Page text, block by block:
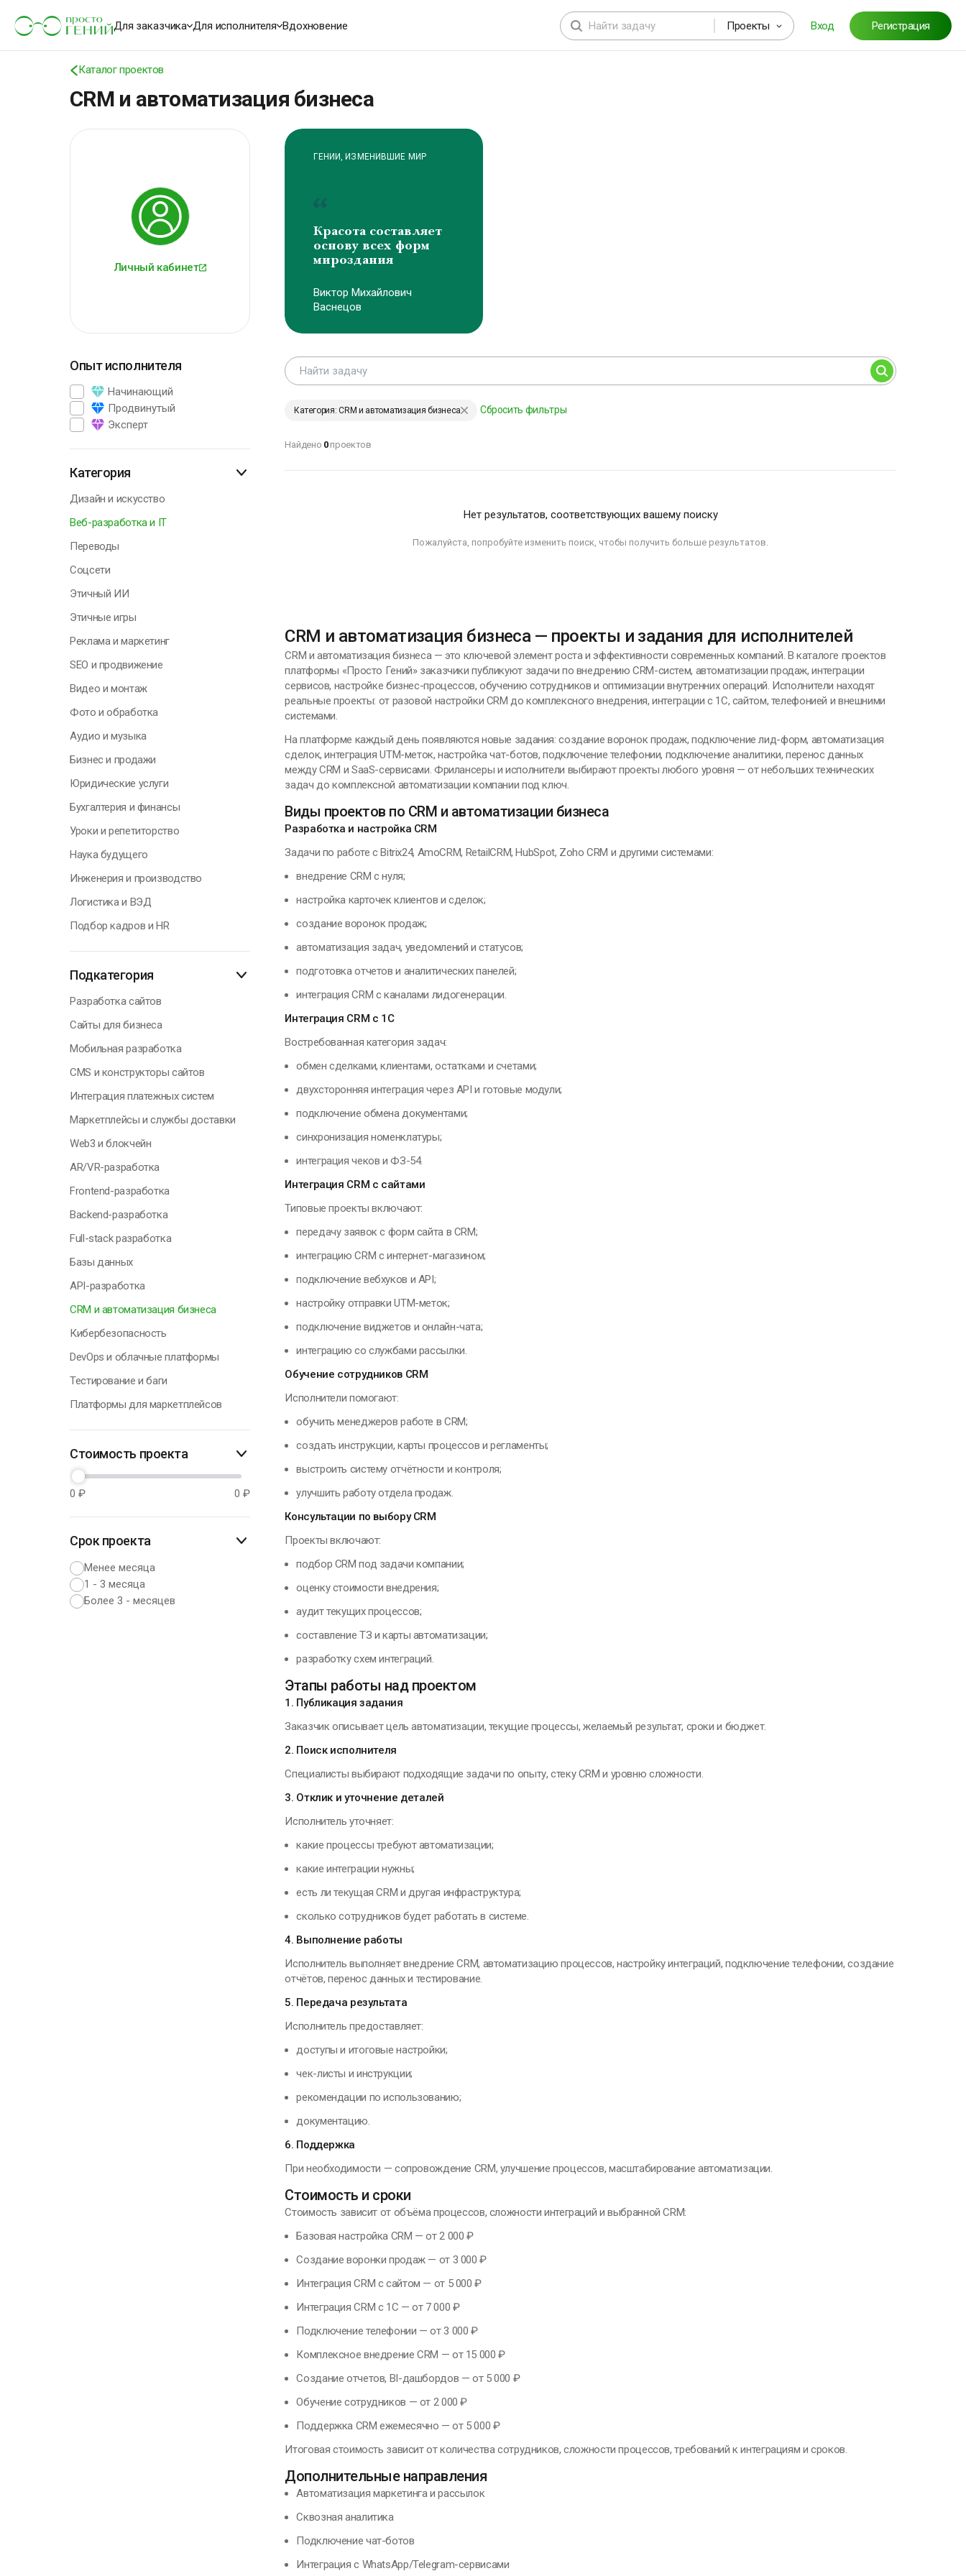
Для заказчика Для исполнителя Вдохновение Проекты Вход Регистрация
Каталог проектов
CRM и автоматизация бизнеса
Личный кабинет
Опыт исполнителя
Начинающий
Продвинутый
Эксперт
Категория
Дизайн и искусство
Веб-разработка и IT
Переводы
Соцсети
Этичный ИИ
Этичные игры
Реклама и маркетинг
SEO и продвижение
Видео и монтаж
Фото и обработка
Аудио и музыка
Бизнес и продажи
Юридические услуги
Бухгалтерия и финансы
Уроки и репетиторство
Наука будущего
Инженерия и производство
Логистика и ВЭД
Подбор кадров и HR
Подкатегория
Разработка сайтов
Сайты для бизнеса
Мобильная разработка
CMS и конструкторы сайтов
Интеграция платежных систем
Маркетплейсы и службы доставки
Web3 и блокчейн
AR/VR-разработка
Frontend-разработка
Backend-разработка
Full-stack разработка
Базы данных
API-разработка
CRM и автоматизация бизнеса
Кибербезопасность
DevOps и облачные платформы
Тестирование и баги
Платформы для маркетплейсов
Стоимость проекта
0 ₽ 0 ₽
Срок проекта
Менее месяца
1 - 3 месяца
Более 3 - месяцев
сотрудников и оптимизации продаж
ГЕНИИ, ИЗМЕНИВШИЕ МИР
Красота составляет
основу всех форм
мироздания
Виктоp Михайлович
Васнецов
ГЕНИИ, ИЗМЕНИВШИЕ МИР
изменить
Вдохновение -
это умение
приводить себя в
рабочее состояние
Александр Сергеевич
Пушкин
ГЕНИИ, ИЗМЕНИВШИЕ МИР
уходит, и не
отталкивай то, что
приходит. И тогда
счастье само найдёт
Омар Хайям
ГЕНИИ, ИЗМЕНИВШИЕ МИР
Я в воображении
прибор, меняю
конструкцию,
включаю
Категория: CRM и автоматизация бизнеса Сбросить фильтры
Найдено 0 проектов
Нет результатов, соответствующих вашему поиску
Пожалуйста, попробуйте изменить поиск, чтобы получить больше результатов.
CRM и автоматизация бизнеса — проекты и задания для исполнителей
CRM и автоматизация бизнеса — это ключевой элемент роста и эффективности современных компаний. В каталоге проектов
платформы «Просто Гений» заказчики публикуют задачи по внедрению CRM-систем, автоматизации продаж, интеграции
сервисов, настройке бизнес-процессов, обучению сотрудников и оптимизации внутренних операций. Исполнители находят
реальные проекты: от разовой настройки CRM до комплексного внедрения, интеграции с 1С, сайтом, телефонией и внешними
системами.
На платформе каждый день появляются новые задания: создание воронок продаж, подключение лид-форм, автоматизация
сделок, интеграция UTM-меток, настройка чат-ботов, подключение телефонии, подключение аналитики, перенос данных
между CRM и SaaS-сервисами. Фрилансеры и исполнители выбирают проекты любого уровня — от небольших технических
задач до комплексной автоматизации компании под ключ.
Виды проектов по CRM и автоматизации бизнеса
Разработка и настройка CRM
Задачи по работе с Bitrix24, AmoCRM, RetailCRM, HubSpot, Zoho CRM и другими системами:
внедрение CRM с нуля;
настройка карточек клиентов и сделок;
создание воронок продаж;
автоматизация задач, уведомлений и статусов;
подготовка отчетов и аналитических панелей;
интеграция CRM с каналами лидогенерации.
Интеграция CRM с 1С
Востребованная категория задач:
обмен сделками, клиентами, остатками и счетами;
двухсторонняя интеграция через API и готовые модули;
подключение обмена документами;
синхронизация номенклатуры;
интеграция чеков и ФЗ-54.
Интеграция CRM с сайтами
Типовые проекты включают:
передачу заявок с форм сайта в CRM;
интеграцию CRM с интернет-магазином;
подключение вебхуков и API;
настройку отправки UTM-меток;
подключение виджетов и онлайн-чата;
интеграцию со службами рассылки.
Обучение сотрудников CRM
Исполнители помогают:
обучить менеджеров работе в CRM;
создать инструкции, карты процессов и регламенты;
выстроить систему отчётности и контроля;
улучшить работу отдела продаж.
Консультации по выбору CRM
Проекты включают:
подбор CRM под задачи компании;
оценку стоимости внедрения;
аудит текущих процессов;
составление ТЗ и карты автоматизации;
разработку схем интеграций.
Этапы работы над проектом
1. Публикация задания
Заказчик описывает цель автоматизации, текущие процессы, желаемый результат, сроки и бюджет.
2. Поиск исполнителя
Специалисты выбирают подходящие задачи по опыту, стеку CRM и уровню сложности.
3. Отклик и уточнение деталей
Исполнитель уточняет:
какие процессы требуют автоматизации;
какие интеграции нужны;
есть ли текущая CRM и другая инфраструктура;
сколько сотрудников будет работать в системе.
4. Выполнение работы
Исполнитель выполняет внедрение CRM, автоматизацию процессов, настройку интеграций, подключение телефонии, создание
отчётов, перенос данных и тестирование.
5. Передача результата
Исполнитель предоставляет:
доступы и итоговые настройки;
чек-листы и инструкции;
рекомендации по использованию;
документацию.
6. Поддержка
При необходимости — сопровождение CRM, улучшение процессов, масштабирование автоматизации.
Стоимость и сроки
Стоимость зависит от объёма процессов, сложности интеграций и выбранной CRM:
Базовая настройка CRM — от 2 000 ₽
Создание воронки продаж — от 3 000 ₽
Интеграция CRM с сайтом — от 5 000 ₽
Интеграция CRM с 1С — от 7 000 ₽
Подключение телефонии — от 3 000 ₽
Комплексное внедрение CRM — от 15 000 ₽
Создание отчетов, BI-дашбордов — от 5 000 ₽
Обучение сотрудников — от 2 000 ₽
Поддержка CRM ежемесячно — от 5 000 ₽
Итоговая стоимость зависит от количества сотрудников, сложности процессов, требований к интеграциям и сроков.
Дополнительные направления
Автоматизация маркетинга и рассылок
Сквозная аналитика
Подключение чат-ботов
Интеграция с WhatsApp/Telegram-сервисами